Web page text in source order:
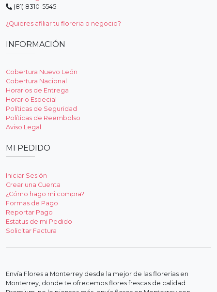
(81) 8310-5545
¿Quieres afiliar tu floreria o negocio?
INFORMACIÓN
Cobertura Nuevo León
Cobertura Nacional
Horarios de Entrega
Horario Especial
Políticas de Seguridad
Políticas de Reembolso
Aviso Legal
MI PEDIDO
Iniciar Sesión
Crear una Cuenta
¿Cómo hago mi compra?
Formas de Pago
Reportar Pago
Estatus de mi Pedido
Solicitar Factura
Envía Flores a Monterrey desde la mejor de las florerias en
Monterrey, donde te ofrecemos flores frescas de calidad